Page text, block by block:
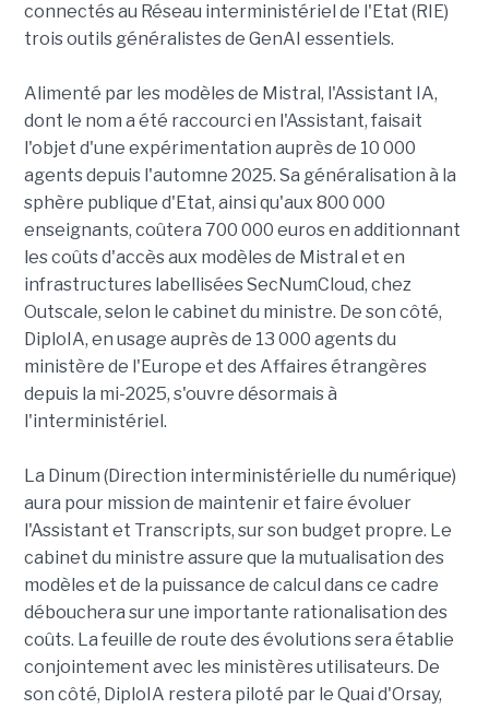
connectés au Réseau interministériel de l'Etat (RIE)
trois outils généralistes de GenAI essentiels.
Alimenté par les modèles de Mistral, l'Assistant IA,
dont le nom a été raccourci en l'Assistant, faisait
l'objet d'une expérimentation auprès de 10 000
agents depuis l'automne 2025. Sa généralisation à la
sphère publique d'Etat, ainsi qu'aux 800 000
enseignants, coûtera 700 000 euros en additionnant
les coûts d'accès aux modèles de Mistral et en
infrastructures labellisées SecNumCloud, chez
Outscale, selon le cabinet du ministre. De son côté,
DiploIA, en usage auprès de 13 000 agents du
ministère de l'Europe et des Affaires étrangères
depuis la mi-2025, s'ouvre désormais à
l'interministériel.
La Dinum (Direction interministérielle du numérique)
aura pour mission de maintenir et faire évoluer
l'Assistant et Transcripts, sur son budget propre. Le
cabinet du ministre assure que la mutualisation des
modèles et de la puissance de calcul dans ce cadre
débouchera sur une importante rationalisation des
coûts. La feuille de route des évolutions sera établie
conjointement avec les ministères utilisateurs. De
son côté, DiploIA restera piloté par le Quai d'Orsay,